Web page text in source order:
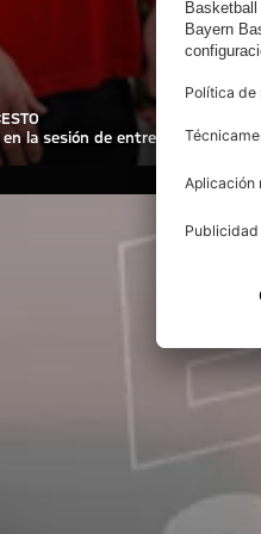
la sesión de entrenamiento del